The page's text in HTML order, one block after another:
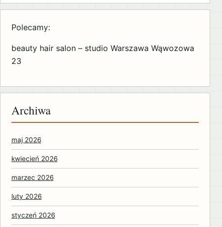
Polecamy:
beauty hair salon – studio Warszawa Wąwozowa
23
Archiwa
maj 2026
kwiecień 2026
marzec 2026
luty 2026
styczeń 2026